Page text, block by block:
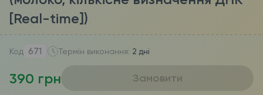
[Real-time])
Код 671 Термін виконання: 2 дні
390 грн Замовити